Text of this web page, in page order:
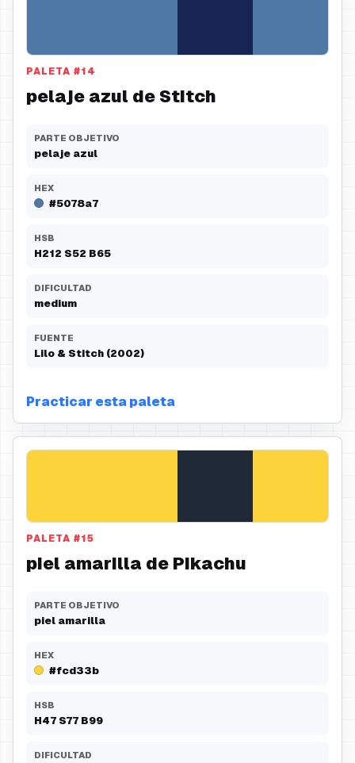
PALETA #14
pelaje azul de Stitch
PARTE OBJETIVO
pelaje azul
HEX
#5078a7
HSB
H212 S52 B65
DIFICULTAD
medium
FUENTE
Lilo & Stitch (2002)
Practicar esta paleta
PALETA #15
piel amarilla de Pikachu
PARTE OBJETIVO
piel amarilla
HEX
#fcd33b
HSB
H47 S77 B99
DIFICULTAD